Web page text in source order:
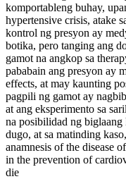
komportableng buhay,
hypertensive crisis, atake
kontrol ng presyon ay
botika, pero tanging ang
gamot na angkop sa
pababain ang presyon ay
effects, at may kaunting
pagpili ng gamot ay
at ang eksperimento sa
na posibilidad ng biglaang
dugo, at sa matinding
anamnesis of the disease
in the prevention of
die